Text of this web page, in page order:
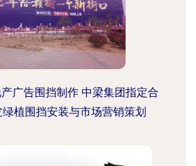
广告围挡制作 中梁集团指定合
植围挡安装与市场营销策划